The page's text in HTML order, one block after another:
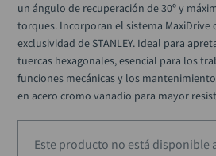
un ángulo de recuperación de 30º y
torques. Incorporan el sistema MaxiDrive
exclusividad de STANLEY. Ideal para
tuercas hexagonales, esencial para los
funciones mecánicas y los
en acero cromo vanadio para mayor
Este producto no está disponible